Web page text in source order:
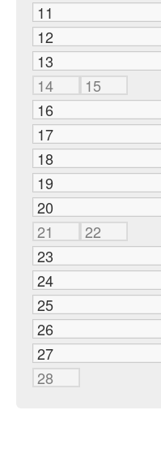
11
12
13
14
15
16
17
18
19
20
21
22
23
24
25
26
27
28